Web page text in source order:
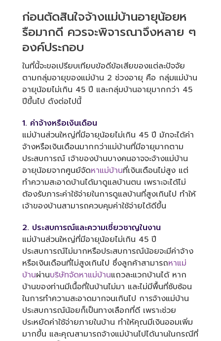
ก่อนตัดสินใจจ้างแม่บ้านอายุน้อยห
รือมากดี ควรจะพิจารณาจึงหลาย ๆ
องค์ประกอบ
ในที่นี้จะขอเปรียบเทียบข้อดีข้อเสียของแต่ละปัจจัย
ตามกลุ่มอายุของแม่บ้าน 2 ช่วงอายุ คือ กลุ่มแม่บ้าน
อายุน้อยไม่เกิน 45 ปี และกลุ่มบ้านอายุมากกว่า 45
ปีขึ้นไป ดังต่อไปนี้
1. ค่าจ้างหรือเงินเดือน
แม่บ้านส่วนใหญ่ที่มีอายุน้อยไม่เกิน 45 ปี มักจะได้ค่า
จ้างหรือเงินเดือนมากกว่าแม่บ้านที่มีอายุมากตาม
ประสบการณ์ เจ้าของบ้านบางคนอาจจะจ้างแม่บ้าน
อายุน้อยจากศูนย์จัดหาแม่บ้านที่เงินเดือนไม่สูง แต่
ทำความสะอาดบ้านได้มาดูแลบ้านตน เพราะจะได้ไม่
ต้องรับภาระค่าใช้จ่ายในการดูแลบ้านที่สูงเกินไป ทำให้
เจ้าของบ้านสามารถควบคุมค่าใช้จ่ายได้ดีขึ้น
2. ประสบการณ์และความเชี่ยวชาญในงาน
แม่บ้านส่วนใหญ่ที่มีอายุน้อยไม่เกิน 45 ปี
ประสบการณ์ไม่มากหรือประสบการณ์น้อยจะมีค่าจ้าง
หรือเงินเดือนที่ไม่สูงเกินไป ซึ่งลูกค้าสามารถหาแม่
บ้านผ่านบริษัทจัดหาแม่บ้านแถวละแวกบ้านได้ หาก
บ้านของท่านมีเนื้อที่ในบ้านไม่มา และไม่มีพื้นที่ซับซ้อน
ในการทำความสะอาดมากจนเกินไป การจ้างแม่บ้าน
ประสบการณ์น้อยก็เป็นทางเลือกที่ดี เพราะช่วย
ประหยัดค่าใช้จ่ายภายในบ้าน ทำให้คุณมีเงินออมเพิ่ม
มากขึ้น และคุณสามารถจ้างแม่บ้านไปได้นานในกรณีที่